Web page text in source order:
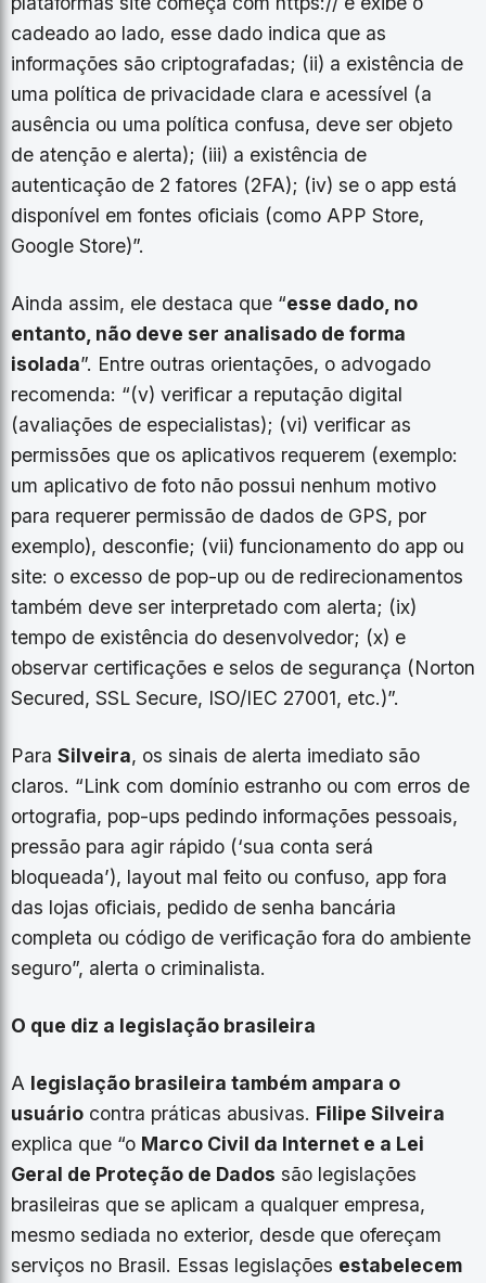
cadeado ao lado, esse dado indica que as
informações são criptografadas; (ii) a existência de
uma política de privacidade clara e acessível (a
ausência ou uma política confusa, deve ser objeto
de atenção e alerta); (iii) a existência de
autenticação de 2 fatores (2FA); (iv) se o app está
disponível em fontes oficiais (como APP Store,
Google Store)”.
Ainda assim, ele destaca que “esse dado, no
entanto, não deve ser analisado de forma
isolada”. Entre outras orientações, o advogado
recomenda: “(v) verificar a reputação digital
(avaliações de especialistas); (vi) verificar as
permissões que os aplicativos requerem (exemplo:
um aplicativo de foto não possui nenhum motivo
para requerer permissão de dados de GPS, por
exemplo), desconfie; (vii) funcionamento do app ou
site: o excesso de pop-up ou de redirecionamentos
também deve ser interpretado com alerta; (ix)
tempo de existência do desenvolvedor; (x) e
observar certificações e selos de segurança (Norton
Secured, SSL Secure, ISO/IEC 27001, etc.)”.
Para Silveira, os sinais de alerta imediato são
claros. “Link com domínio estranho ou com erros de
ortografia, pop-ups pedindo informações pessoais,
pressão para agir rápido (‘sua conta será
bloqueada’), layout mal feito ou confuso, app fora
das lojas oficiais, pedido de senha bancária
completa ou código de verificação fora do ambiente
seguro”, alerta o criminalista.
O que diz a legislação brasileira
A legislação brasileira também ampara o
usuário contra práticas abusivas. Filipe Silveira
explica que “o Marco Civil da Internet e a Lei
Geral de Proteção de Dados são legislações
brasileiras que se aplicam a qualquer empresa,
mesmo sediada no exterior, desde que ofereçam
serviços no Brasil. Essas legislações estabelecem